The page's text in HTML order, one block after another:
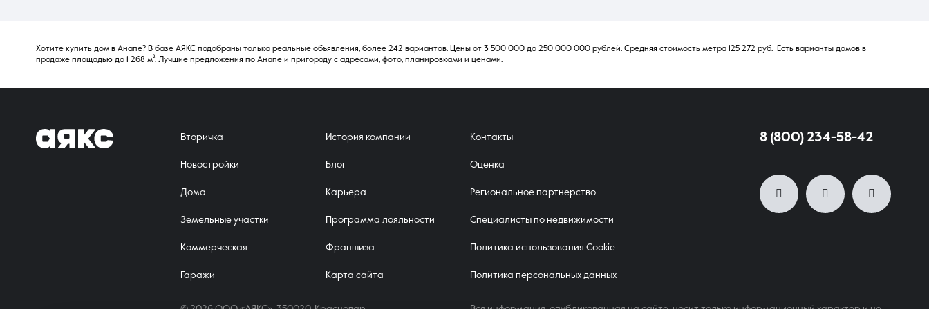
Хотите купить дом в Анапе? В базе АЯКС подобраны только реальные объявления, более 242 вариантов. Цены от 3 500 000 до 250 000 000 рублей. Средняя стоимость метра 125 272 руб. Есть варианты домов в
продаже площадью до 1 268 м². Лучшие предложения по Анапе и пригороду с адресами, фото, планировками и ценами.
Вторичка
Новостройки
Дома
Земельные участки
Коммерческая
Гаражи
История компании
Блог
Карьера
Программа лояльности
Франшиза
Карта сайта
Контакты
Оценка
Региональное партнерство
Специалисты по недвижимости
Политика использования Cookie
Политика персональных данных
8 (800) 234-58-42